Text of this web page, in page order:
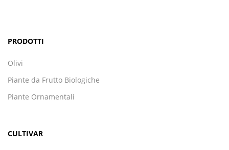
PRODOTTI
Olivi
Piante da Frutto Biologiche
Piante Ornamentali
CULTIVAR